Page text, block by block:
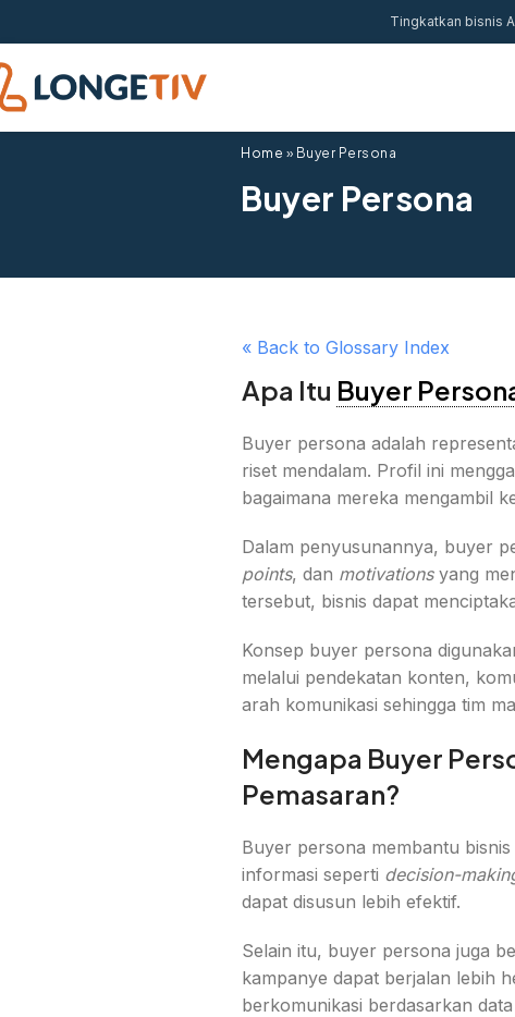
Tingkatkan bisnis
Home » Buyer Persona
Buyer Persona
« Back to Glossary Index
Apa Itu Buyer
Buyer persona adalah
riset mendalam. Profil ini
bagaimana mereka mengambil
Dalam penyusunannya, buyer
points, dan motivationsyang
tersebut, bisnis dapat
Konsep buyer persona
melalui pendekatan konten,
arah komunikasi sehingga tim
Mengapa Buyer
Pemasaran?
Buyer persona membantu
informasi seperti decision-
dapat disusun lebih efektif.
Selain itu, buyer persona juga
kampanye dapat berjalan lebih
berkomunikasi berdasarkan